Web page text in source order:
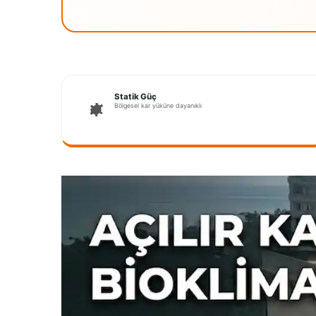
Statik Güç
Bölgesel kar yüküne dayanıklı